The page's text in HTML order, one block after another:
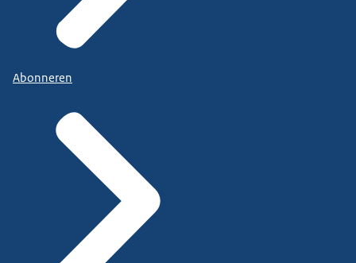
Abonneren